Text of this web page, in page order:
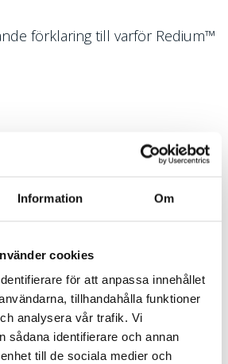
Information Om
cookies
för att anpassa innehållet
tillhandahålla funktioner
analysera vår trafik. Vi
sådana identifierare och annan
till de sociala medier och
förklaring till varför Redium™
–
→ kollagen